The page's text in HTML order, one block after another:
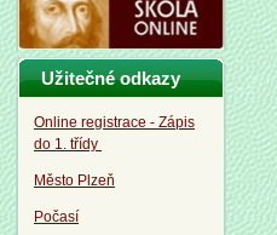
Užitečné odkazy
Online registrace - Zápis
do 1. třídy
Město Plzeň
Počasí